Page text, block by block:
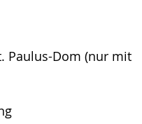
Paulus-Dom (nur mit